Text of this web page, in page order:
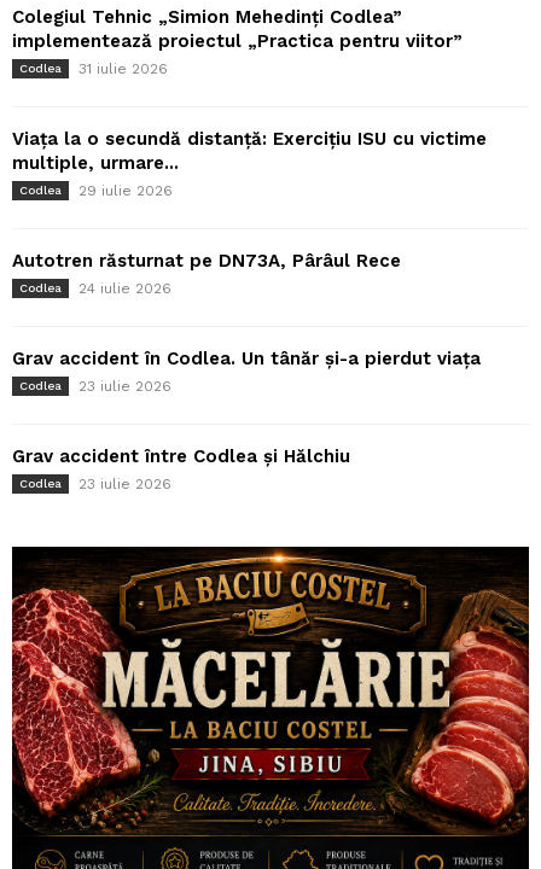
Colegiul Tehnic „Simion Mehedinți Codlea”
implementează proiectul „Practica pentru viitor”
Codlea 31 iulie 2026
Viața la o secundă distanță: Exercițiu ISU cu victime
multiple, urmare...
Codlea 29 iulie 2026
Autotren răsturnat pe DN73A, Pârâul Rece
Codlea 24 iulie 2026
Grav accident în Codlea. Un tânăr și-a pierdut viața
Codlea 23 iulie 2026
Grav accident între Codlea și Hălchiu
Codlea 23 iulie 2026